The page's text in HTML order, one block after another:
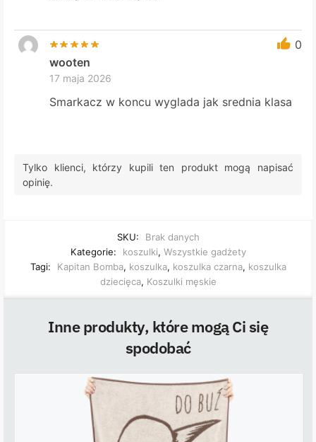
0
wooten
17 maja 2026
Smarkacz w koncu wyglada jak srednia klasa
Tylko klienci, którzy kupili ten produkt mogą napisać
opinię.
SKU:
Brak danych
Kategorie:
koszulki, Wszystkie gadżety
Tagi:
Kapitan Bomba, koszulka, koszulka czarna, koszulka
dziecięca, Koszulki męskie
Inne produkty, które mogą Ci się
spodobać